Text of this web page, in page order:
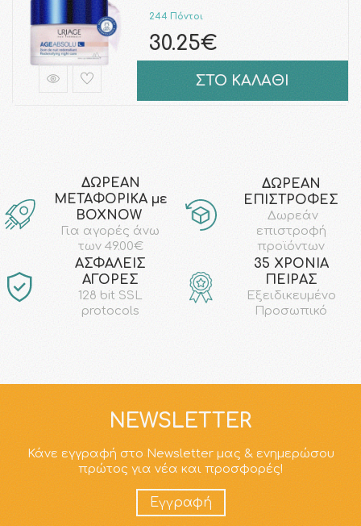
244 Πόντοι
30.25€
ΣΤΟ ΚΑΛΑΘΙ
ΔΩΡΕΑΝ
ΜΕΤΑΦΟΡΙΚΑ με
ΒΟΧΝΟW
Για αγορές άνω
των 49.00€
ΔΩΡΕΑΝ
ΕΠΙΣΤΡΟΦΕΣ
Δωρεάν
επιστροφή
προϊόντων
AΣΦΑΛΕΙΣ
ΑΓΟΡΕΣ
128 bit SSL
protocols
35 ΧΡΟΝΙΑ
ΠΕΙΡΑΣ
Εξειδικευμένο
Προσωπικό
NEWSLETTER
Κάνε εγγραφή στο Newsletter μας & ενημερώσου
πρώτος για νέα και προσφορές!
Εγγραφή